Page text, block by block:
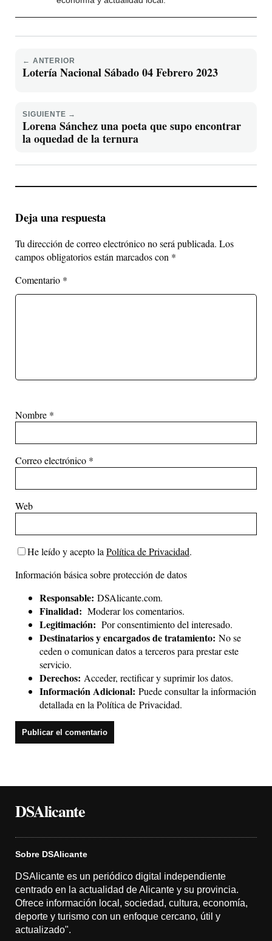
← ANTERIOR
Lotería Nacional Sábado 04 Febrero 2023
SIGUIENTE →
Lorena Sánchez una poeta que supo encontrar
la oquedad de la ternura
Deja una respuesta
Tu dirección de correo electrónico no será publicada. Los
campos obligatorios están marcados con *
Comentario *
Nombre *
Correo electrónico *
Web
He leído y acepto la Política de Privacidad.
Información básica sobre protección de datos
Responsable: DSAlicante.com.
Finalidad: Moderar los comentarios.
Legitimación: Por consentimiento del interesado.
Destinatarios y encargados de tratamiento: No se
ceden o comunican datos a terceros para prestar este
servicio.
Derechos: Acceder, rectificar y suprimir los datos.
Información Adicional: Puede consultar la información
detallada en la Política de Privacidad.
DSAlicante
Sobre DSAlicante
DSAlicante es un periódico digital independiente
centrado en la actualidad de Alicante y su provincia.
Ofrece información local, sociedad, cultura, economía,
deporte y turismo con un enfoque cercano, útil y
actualizado".